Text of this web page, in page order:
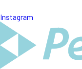
Instagram